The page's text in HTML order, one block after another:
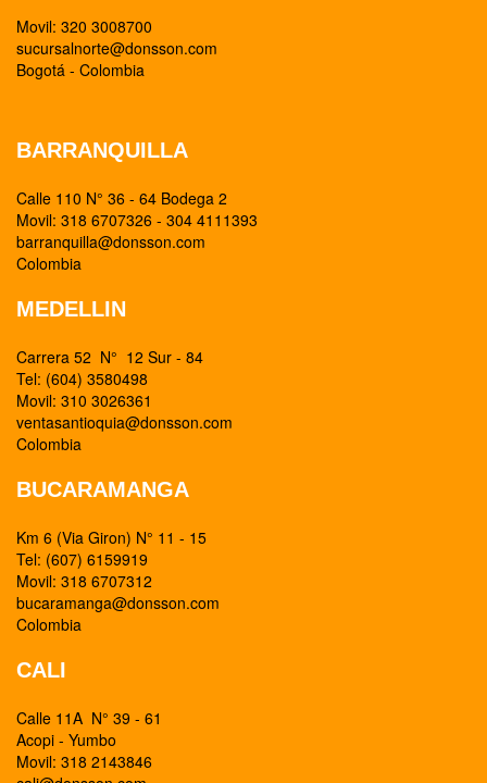
Movil: 320 3008700
sucursalnorte@donsson.com
Bogotá - Colombia
BARRANQUILLA
Calle 110 N° 36 - 64 Bodega 2
Movil: 318 6707326 - 304 4111393
barranquilla@donsson.com
Colombia
MEDELLIN
Carrera 52 N° 12 Sur - 84
Tel: (604) 3580498
Movil: 310 3026361
ventasantioquia@donsson.com
Colombia
BUCARAMANGA
Km 6 (Via Giron) N° 11 - 15
Tel: (607) 6159919
Movil: 318 6707312
bucaramanga@donsson.com
Colombia
CALI
Calle 11A N° 39 - 61
Acopi - Yumbo
Movil: 318 2143846